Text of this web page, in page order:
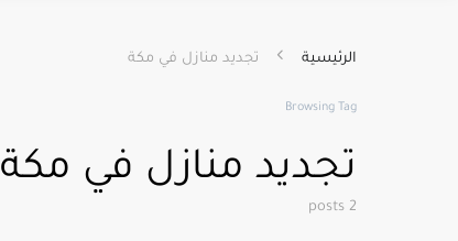
الرئيسية تجديد منازل في مكة
Browsing Tag
تجديد منازل في مكة
2 posts